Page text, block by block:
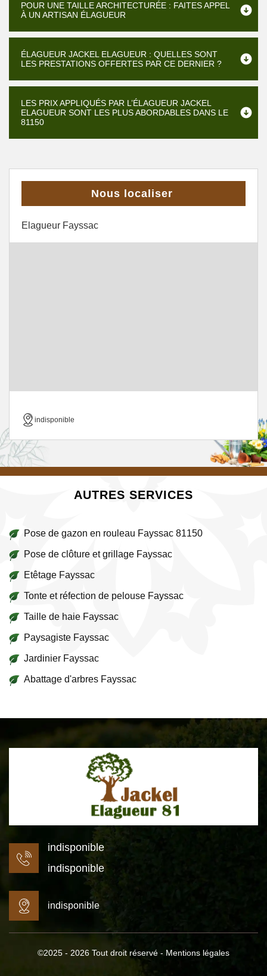
POUR UNE TAILLE ARCHITECTURÉE : FAITES APPEL
À UN ARTISAN ÉLAGUEUR
ÉLAGUEUR JACKEL ELAGUEUR : QUELLES SONT
LES PRESTATIONS OFFERTES PAR CE DERNIER ?
LES PRIX APPLIQUÉS PAR L’ÉLAGUEUR JACKEL
ELAGUEUR SONT LES PLUS ABORDABLES DANS LE
81150
Nous localiser
Elagueur Fayssac
indisponible
AUTRES SERVICES
Pose de gazon en rouleau Fayssac 81150
Pose de clôture et grillage Fayssac
Etêtage Fayssac
Tonte et réfection de pelouse Fayssac
Taille de haie Fayssac
Paysagiste Fayssac
Jardinier Fayssac
Abattage d'arbres Fayssac
indisponible
indisponible
indisponible
©2025 - 2026 Tout droit réservé - Mentions légales